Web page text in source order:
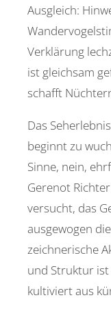
Ausgleich:
Verklärung
ist gleichsam
schafft
Das
beginnt zu
Sinne, nein,
Gerenot
versucht, das
ausgewogen
zeichnerische
und Struktur ist
kultiviert aus